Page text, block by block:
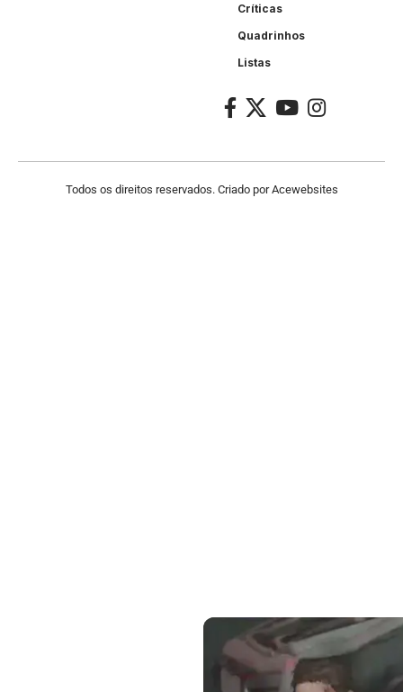
Críticas
Quadrinhos
Listas
Todos os direitos reservados. Criado porAcewebsites